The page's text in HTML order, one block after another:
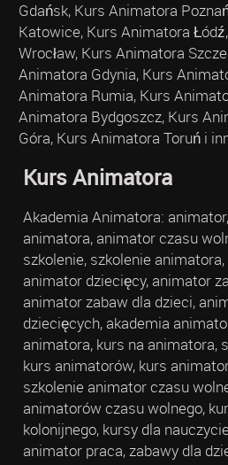
Gdańsk, Kurs Animatora
Katowice, Kurs Animatora
Wrocław, Kurs Animatora
Animatora Gdynia, Kurs
Animatora Rumia, Kurs
Animatora Bydgoszcz, Kurs
Góra, Kurs Animatora Toruń i
Kurs Animatora
Akademia Animatora:
animatora, animator czasu
szkolenie, szkolenie
animator dziecięcy, animator
animator zabaw dla dzieci,
dziecięcych, akademia
animatora, kurs na animatora,
kurs animatorów, kurs
szkolenie animator czasu
animatorów czasu wolnego,
kolonijnego, kursy dla
animator praca, zabawy dla